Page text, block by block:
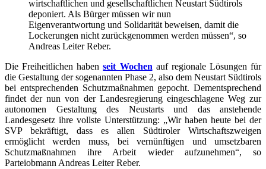
wirtschaftlichen und gesellschaftlichen Neustart Südtirols
deponiert. Als Bürger müssen wir nun
Eigenverantwortung und Solidarität beweisen, damit die
Lockerungen nicht zurückgenommen werden müssen“, so
Andreas Leiter Reber.
Die Freiheitlichen habenseit Wochen auf regionale Lösungen für
die Gestaltung der sogenannten Phase 2, also dem Neustart Südtirols
bei entsprechenden Schutzmaßnahmen gepocht. Dementsprechend
findet der nun von der Landesregierung eingeschlagene Weg zur
autonomen Gestaltung des Neustarts und das anstehende
Landesgesetz ihre vollste Unterstützung: „Wir haben heute bei der
SVP bekräftigt, dass es allen Südtiroler Wirtschaftszweigen
ermöglicht werden muss, bei vernünftigen und umsetzbaren
Schutzmaßnahmen ihre Arbeit wieder aufzunehmen“, so
Parteiobmann Andreas Leiter Reber.